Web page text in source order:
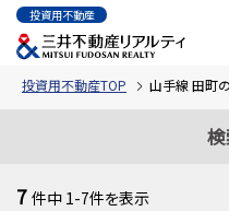
投資用不動産
投資用不動産TOP 山手線 田町
7 件中 1-7件を表示